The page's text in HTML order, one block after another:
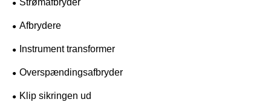
Strømafbryder
Afbrydere
Instrument transformer
Overspændingsafbryder
Klip sikringen ud